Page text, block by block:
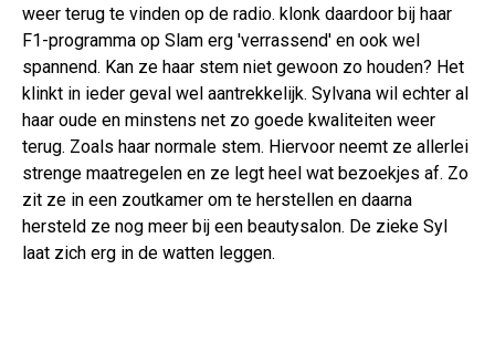
weer terug te vinden op de radio. klonk daardoor bij haar
F1-programma op Slam erg 'verrassend' en ook wel
spannend. Kan ze haar stem niet gewoon zo houden? Het
klinkt in ieder geval wel aantrekkelijk. Sylvana wil echter al
haar oude en minstens net zo goede kwaliteiten weer
terug. Zoals haar normale stem. Hiervoor neemt ze allerlei
strenge maatregelen en ze legt heel wat bezoekjes af. Zo
zit ze in een zoutkamer om te herstellen en daarna
hersteld ze nog meer bij een beautysalon. De zieke Syl
laat zich erg in de watten leggen.